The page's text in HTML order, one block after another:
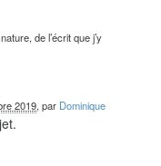
de l’écrit que j’y
2019, par Dominique